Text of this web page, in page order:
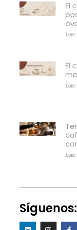
El
Leer
El
Leer
Leer
Síguenos: